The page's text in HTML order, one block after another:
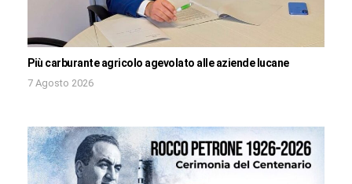
Più carburante agricolo agevolato alle aziende lucane
7 Agosto 2026